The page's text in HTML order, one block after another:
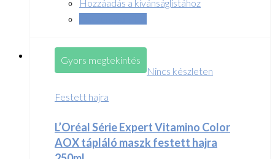
Hozzáadás a kívánságlistához
Gyors megtekintés
Nincs készleten
Festett hajra
L’Oréal Série Expert Vitamino Color
AOX tápláló maszk festett hajra